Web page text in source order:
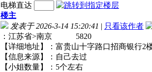
电梯直达
楼主
发表于 2026-3-14 15:20:41 | 只看该作者
：江苏省>南京 5820
【详细地址】：富贵山十字路口招商
【信息来源】：自己去过
【小姐数量】：5个左右